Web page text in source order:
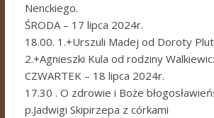
Nenckiego.
ŚRODA – 17 lipca 2024r.
18.00. 1.+Urszuli Madej od Doroty
2.+Agnieszki Kula od rodziny
CZWARTEK – 18 lipca 2024r.
17.30 . O zdrowie i Boże
p.Jadwigi Skipirzepa z córkami